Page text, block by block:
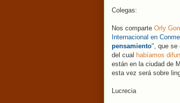
Colegas:
Nos comparte Orly
Internacional en
pensamiento", que se
del cual habíamos
están en la ciudad de
esta vez será sobre
Lucrecia